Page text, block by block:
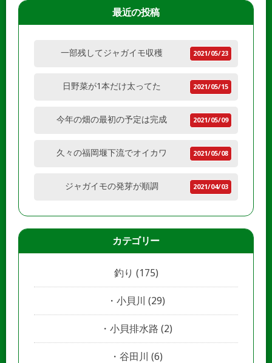
最近の投稿
一部残してジャガイモ収穫 2021/05/23
日野菜が1本だけ太ってた 2021/05/15
今年の畑の最初の予定は完成 2021/05/09
久々の福岡堰下流でオイカワ 2021/05/08
ジャガイモの発芽が順調 2021/04/03
カテゴリー
釣り (175)
小貝川 (29)
小貝排水路 (2)
谷田川 (6)